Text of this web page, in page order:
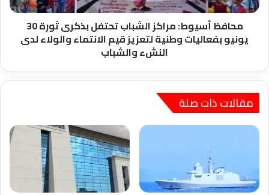
يونيو
بفعاليات
وطنية
لتعزيز
الانتماء
لدى
النشء
والشباب
محافظ أسيوط: مراكز الشباب تحتفل بذكرى ثورة 30
يونيو بفعاليات وطنية لتعزيز قيم الانتماء والولاء لدى
النشء والشباب
مقالات ذات صلة